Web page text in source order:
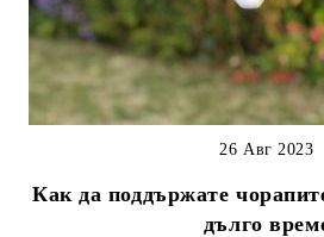
Как да поддържате
дълго
26 Авг 2023